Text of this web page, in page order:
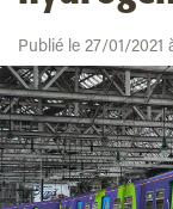
Publié le 27/01/2021